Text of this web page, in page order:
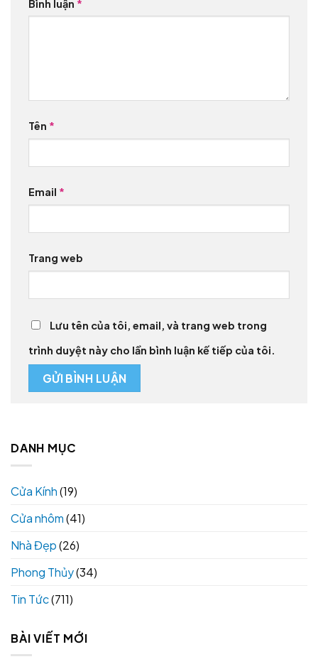
Bình luận *
Tên *
Email *
Trang web
Lưu tên của tôi, email, và trang web trong
trình duyệt này cho lần bình luận kế tiếp của tôi.
DANH MỤC
Cửa Kính(19)
Cửa nhôm(41)
Nhà Đẹp(26)
Phong Thủy(34)
Tin Tức(711)
BÀI VIẾT MỚI